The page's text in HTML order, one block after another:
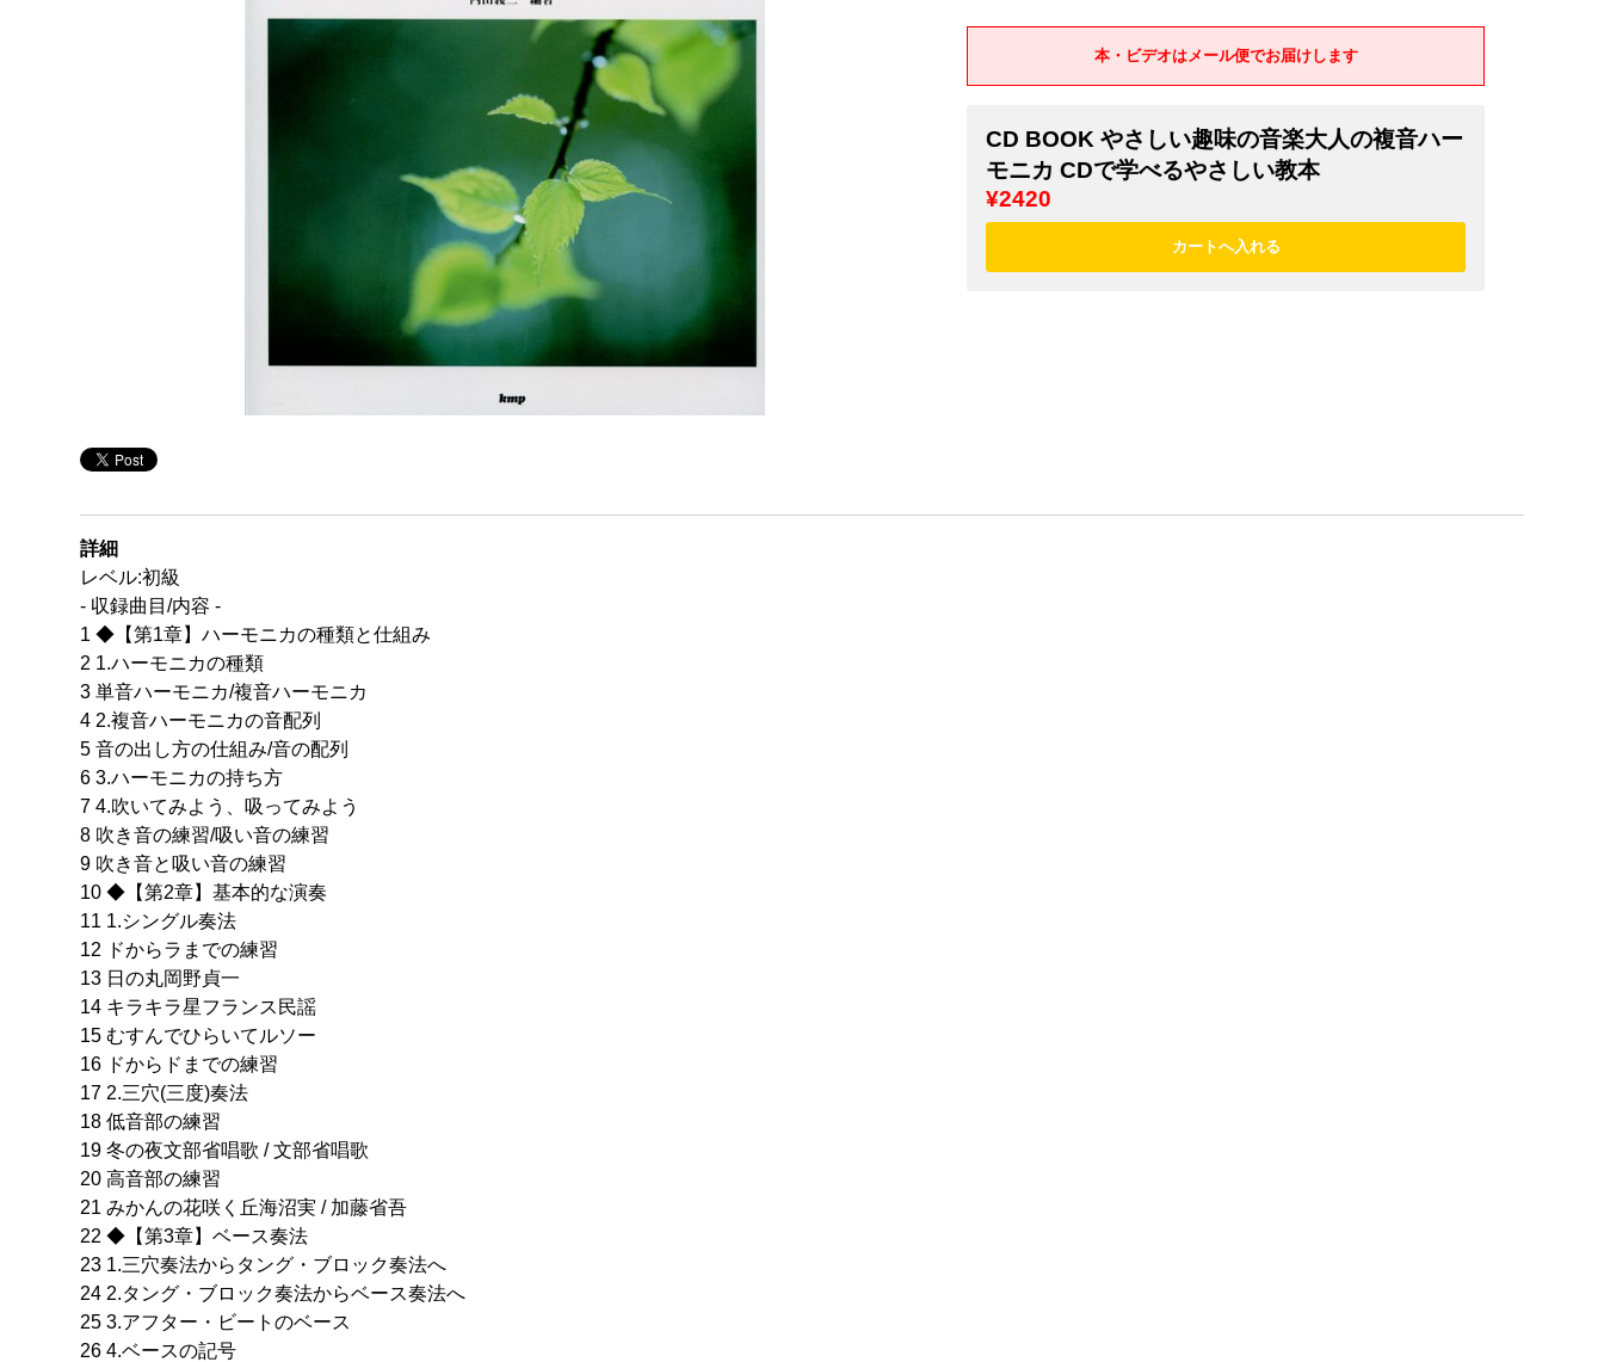
本・ビデオはメール便でお届けします
CD BOOK やさしい趣味の音楽大人の複音ハー
モニカ CDで学べるやさしい教本
¥2420
詳細
レベル:初級
- 収録曲目/内容 -
1 ◆【第1章】ハーモニカの種類と仕組み
2 1.ハーモニカの種類
3 単音ハーモニカ/複音ハーモニカ
4 2.複音ハーモニカの音配列
5 音の出し方の仕組み/音の配列
6 3.ハーモニカの持ち方
7 4.吹いてみよう、吸ってみよう
8 吹き音の練習/吸い音の練習
9 吹き音と吸い音の練習
10 ◆【第2章】基本的な演奏
11 1.シングル奏法
12 ドからラまでの練習
13 日の丸岡野貞一
14 キラキラ星フランス民謡
15 むすんでひらいてルソー
16 ドからドまでの練習
17 2.三穴(三度)奏法
18 低音部の練習
19 冬の夜文部省唱歌 / 文部省唱歌
20 高音部の練習
21 みかんの花咲く丘海沼実 / 加藤省吾
22 ◆【第3章】ベース奏法
23 1.三穴奏法からタング・ブロック奏法へ
24 2.タング・ブロック奏法からベース奏法へ
25 3.アフター・ビートのベース
26 4.ベースの記号